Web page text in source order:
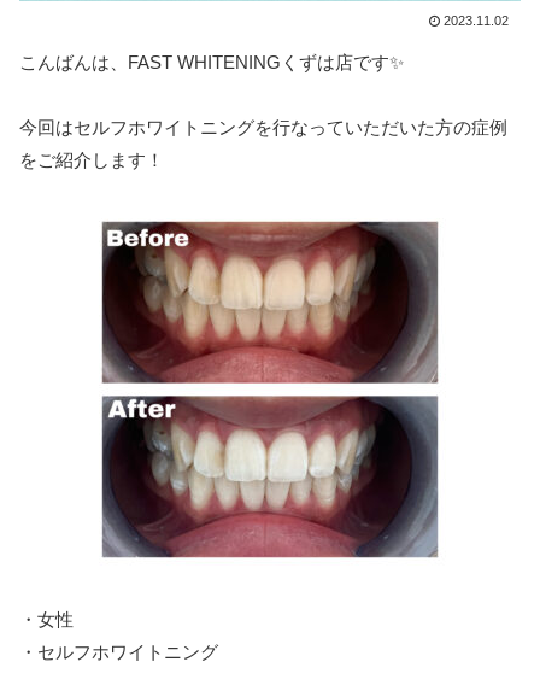
2023.11.02
こんばんは、FAST WHITENINGくずは店です✨
今回はセルフホワイトニングを行なっていただいた方の症例
をご紹介します！
・女性
・セルフホワイトニング